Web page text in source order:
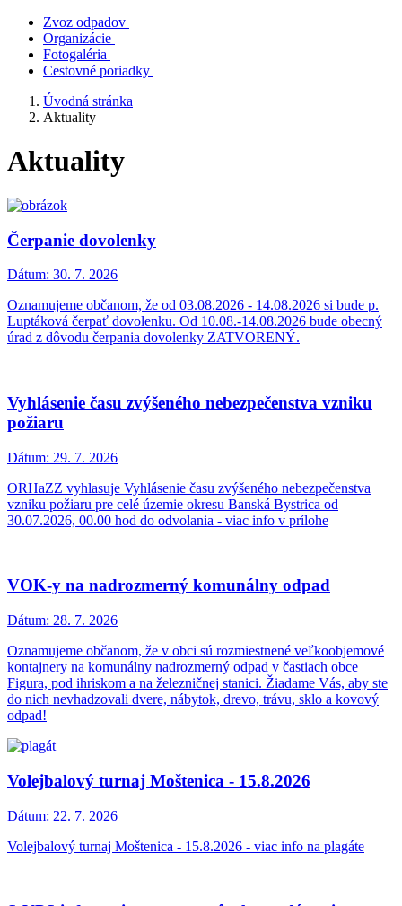
Zvoz odpadov
Organizácie
Fotogaléria
Cestovné poriadky
Úvodná stránka
Aktuality
Aktuality
Čerpanie dovolenky
Dátum: 30. 7. 2026
Oznamujeme občanom, že od 03.08.2026 - 14.08.2026 si bude p.
Luptáková čerpať dovolenku. Od 10.08.-14.08.2026 bude obecný
úrad z dôvodu čerpania dovolenky ZATVORENÝ.
Vyhlásenie času zvýšeného nebezpečenstva vzniku
požiaru
Dátum: 29. 7. 2026
ORHaZZ vyhlasuje Vyhlásenie času zvýšeného nebezpečenstva
vzniku požiaru pre celé územie okresu Banská Bystrica od
30.07.2026, 00.00 hod do odvolania - viac info v prílohe
VOK-y na nadrozmerný komunálny odpad
Dátum: 28. 7. 2026
Oznamujeme občanom, že v obci sú rozmiestnené veľkoobjemové
kontajnery na komunálny nadrozmerný odpad v častiach obce
Figura, pod ihriskom a na železničnej stanici. Žiadame Vás, aby ste
do nich nevhadzovali dvere, nábytok, drevo, trávu, sklo a kovový
odpad!
Volejbalový turnaj Moštenica - 15.8.2026
Dátum: 22. 7. 2026
Volejbalový turnaj Moštenica - 15.8.2026 - viac info na plagáte